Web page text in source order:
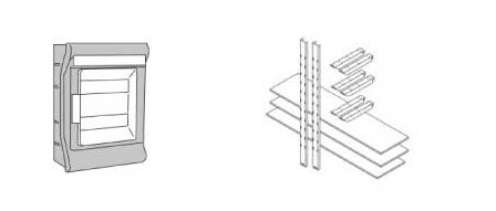
HINZUFÜGEN
HINZUFÜGEN
HINZUFÜGEN
HINZUFÜGEN